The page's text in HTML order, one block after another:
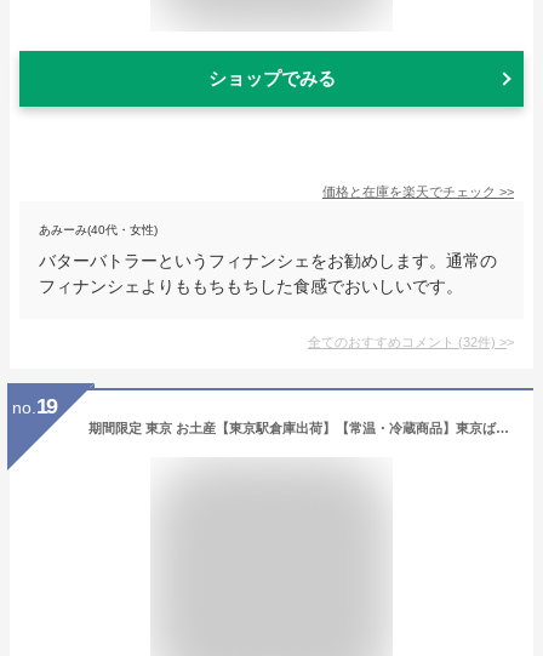
ショップでみる
価格と在庫を楽天でチェック >>
あみーみ(40代・女性)
バターバトラーというフィナンシェをお勧めします。通常の
フィナンシェよりももちもちした食感でおいしいです。
全てのおすすめコメント (32件) >
no. 19
期間限定 東京 お土産【東京駅倉庫出荷】【常温・冷蔵商品】東京ばな奈「見ぃつけたっ」4個入東京みやげ 東京バナナ ばなな お菓子 スイーツ 洋菓子 ワッフル ケーキ お取り寄せ ギフト プレゼント お中元 御中元 お歳暮 御歳暮 内祝い のし可